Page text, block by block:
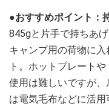
●おすすめポイント：
845gと片手で持ちあ
キャンプ用の荷物に
ト。ホットプレート
使用は難しいですが
は電気毛布などに活用